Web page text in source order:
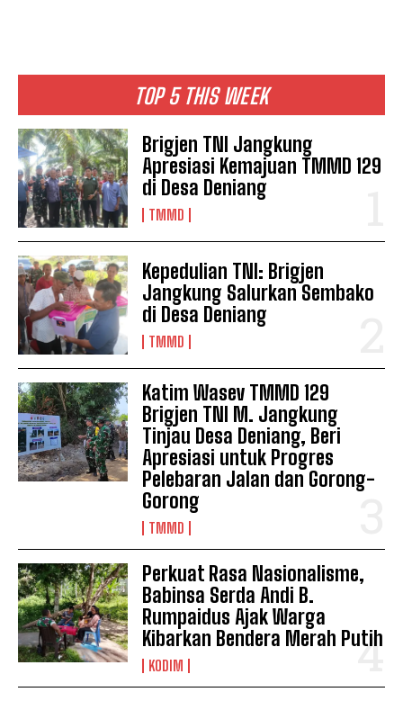
TOP 5 THIS WEEK
Brigjen TNI Jangkung
Apresiasi Kemajuan TMMD 129
di Desa Deniang
TMMD
Kepedulian TNI: Brigjen
Jangkung Salurkan Sembako
di Desa Deniang
TMMD
Katim Wasev TMMD 129
Brigjen TNI M. Jangkung
Tinjau Desa Deniang, Beri
Apresiasi untuk Progres
Pelebaran Jalan dan Gorong-
Gorong
TMMD
Perkuat Rasa Nasionalisme,
Babinsa Serda Andi B.
Rumpaidus Ajak Warga
Kibarkan Bendera Merah Putih
KODIM